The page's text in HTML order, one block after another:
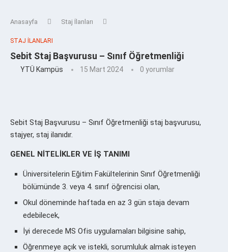
Anasayfa Staj İlanları
STAJ İLANLARI
Sebit Staj Başvurusu – Sınıf Öğretmenliği
YTÜ Kampüs 15 Mart 2024 0 yorumlar
Sebit Staj Başvurusu – Sınıf Öğretmenliği staj başvurusu,
stajyer, staj ilanıdır.
GENEL NİTELİKLER VE İŞ TANIMI
Üniversitelerin Eğitim Fakültelerinin Sınıf Öğretmenliği
bölümünde 3. veya 4. sınıf öğrencisi olan,
Okul döneminde haftada en az 3 gün staja devam
edebilecek,
İyi derecede MS Ofis uygulamaları bilgisine sahip,
Öğrenmeye açık ve istekli, sorumluluk almak isteyen